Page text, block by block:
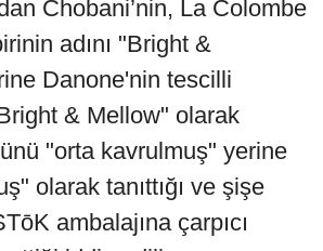
Chobani’nin, La Colombe
adını "Bright &
Danone'nin tescilli
& Mellow" olarak
"orta kavrulmuş" yerine
olarak tanıttığı ve şişe
ambalajına çarpıcı